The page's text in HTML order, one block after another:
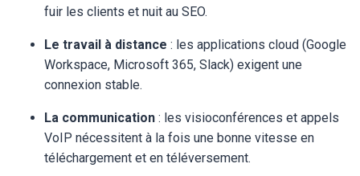
fuir les clients et nuit au SEO.
Le travail à distance : les applications cloud (Google
Workspace, Microsoft 365, Slack) exigent une
connexion stable.
La communication : les visioconférences et appels
VoIP nécessitent à la fois une bonne vitesse en
téléchargement et en téléversement.